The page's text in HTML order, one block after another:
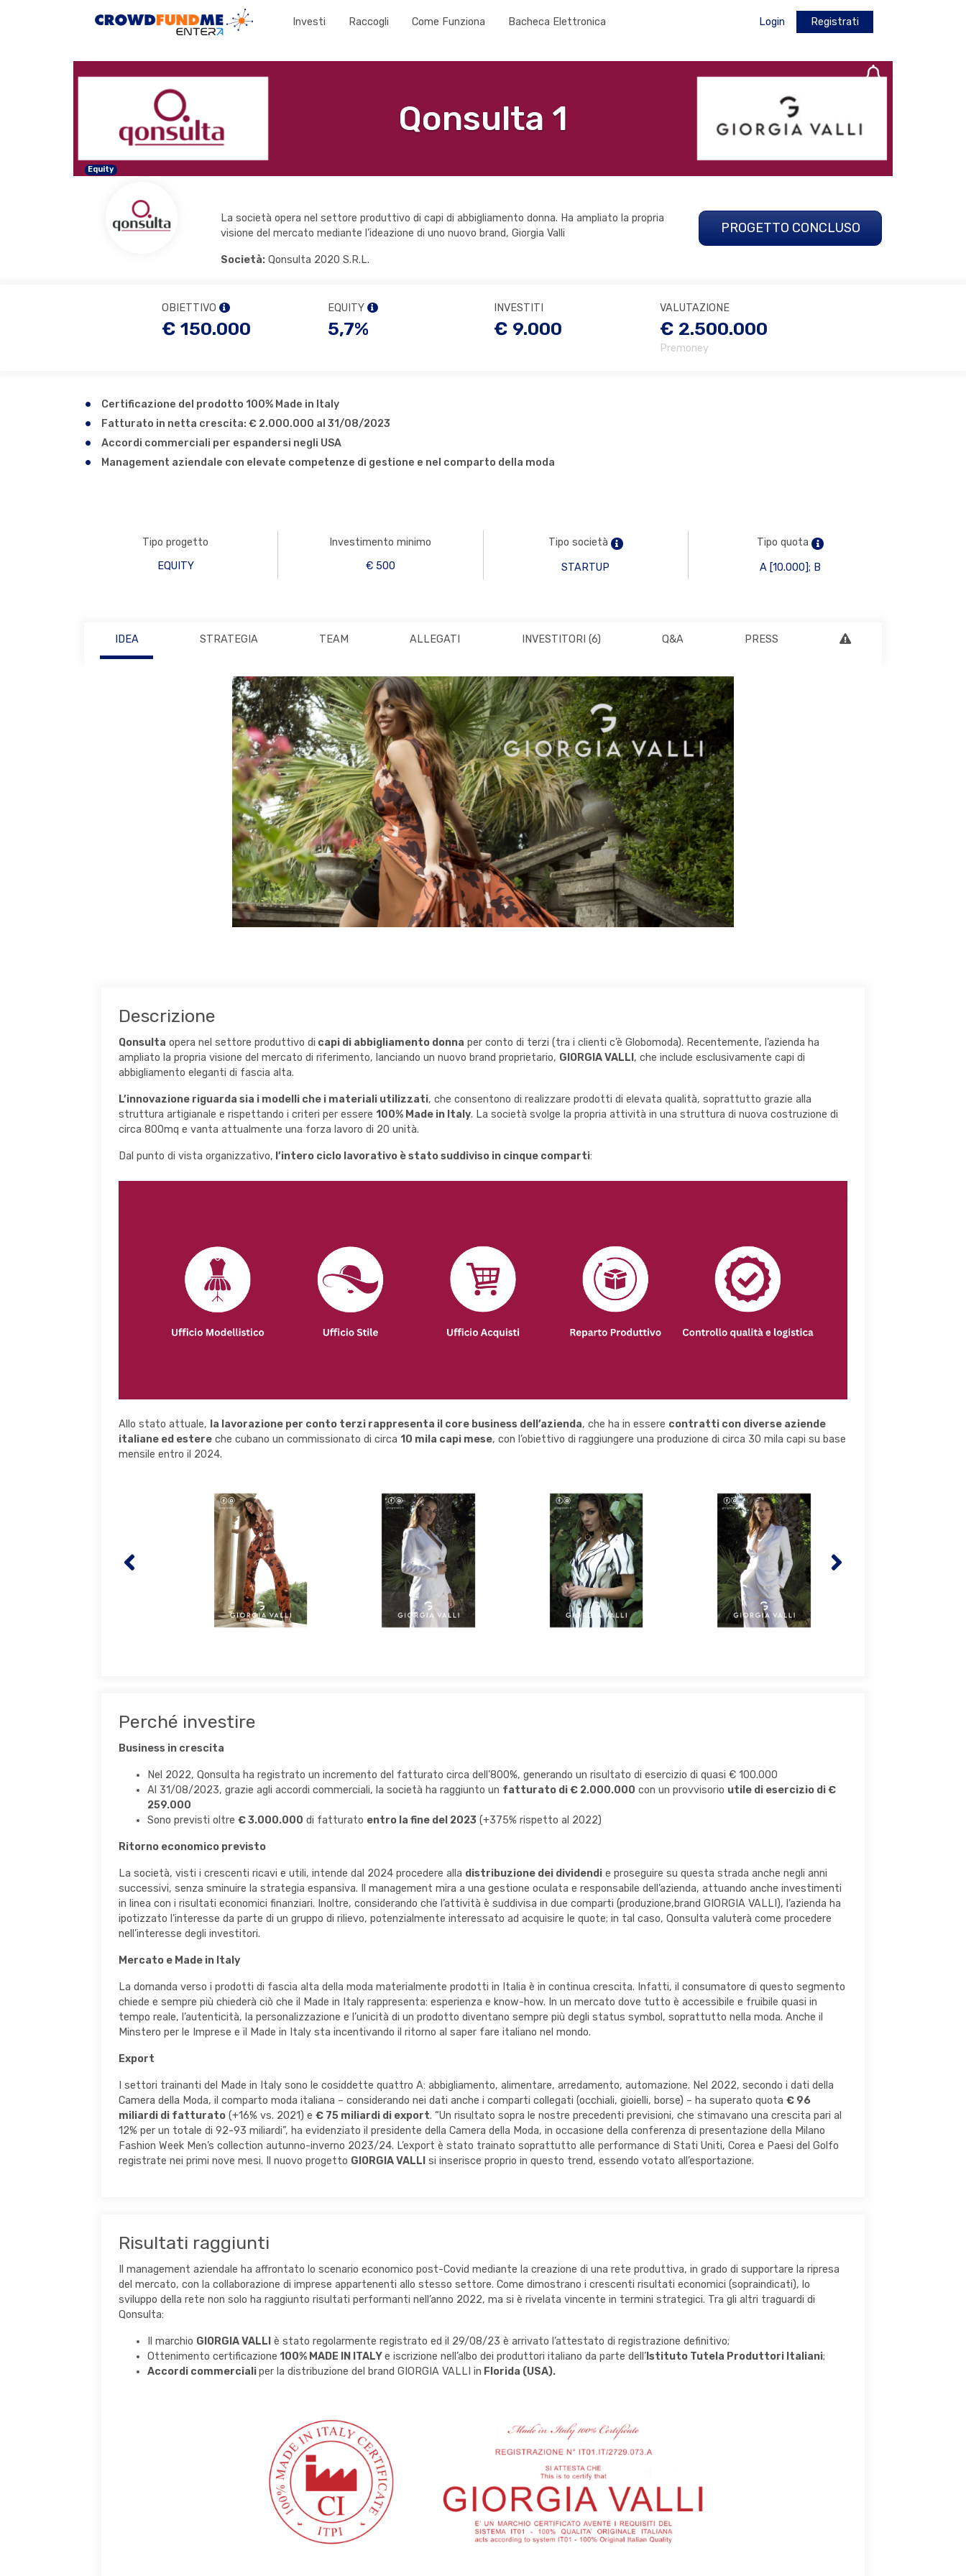
Investi Raccogli Come Funziona Bacheca Elettronica Login Registrati
Qonsulta 1
Equity
La società opera nel settore produttivo di capi di abbigliamento donna. Ha ampliato la propria
visione del mercato mediante l’ideazione di uno nuovo brand, Giorgia Valli
Società: Qonsulta 2020 S.R.L.
PROGETTO CONCLUSO
OBIETTIVO
€ 150.000
EQUITY
5,7%
INVESTITI
€ 9.000
VALUTAZIONE
€ 2.500.000
Premoney
Certificazione del prodotto 100% Made in Italy
Fatturato in netta crescita: € 2.000.000 al 31/08/2023
Accordi commerciali per espandersi negli USA
Management aziendale con elevate competenze di gestione e nel comparto della moda
Tipo progetto
EQUITY
Investimento minimo
€ 500
Tipo società
STARTUP
Tipo quota
A [10.000]; B
IDEA STRATEGIA TEAM ALLEGATI INVESTITORI (6) Q&A PRESS
Descrizione
Qonsulta opera nel settore produttivo di capi di abbigliamento donna per conto di terzi (tra i clienti c’è Globomoda). Recentemente, l’azienda ha
ampliato la propria visione del mercato di riferimento, lanciando un nuovo brand proprietario, GIORGIA VALLI, che include esclusivamente capi di
abbigliamento eleganti di fascia alta.
L’innovazione riguarda sia i modelli che i materiali utilizzati, che consentono di realizzare prodotti di elevata qualità, soprattutto grazie alla
struttura artigianale e rispettando i criteri per essere 100% Made in Italy. La società svolge la propria attività in una struttura di nuova costruzione di
circa 800mq e vanta attualmente una forza lavoro di 20 unità.
Dal punto di vista organizzativo, l’intero ciclo lavorativo è stato suddiviso in cinque comparti:
Allo stato attuale, la lavorazione per conto terzi rappresenta il core business dell’azienda, che ha in essere contratti con diverse aziende
italiane ed estere che cubano un commissionato di circa 10 mila capi mese, con l’obiettivo di raggiungere una produzione di circa 30 mila capi su base
mensile entro il 2024.
Perché investire
Business in crescita
Nel 2022, Qonsulta ha registrato un incremento del fatturato circa dell’800%, generando un risultato di esercizio di quasi € 100.000
Al 31/08/2023, grazie agli accordi commerciali, la società ha raggiunto un fatturato di € 2.000.000 con un provvisorio utile di esercizio di €
259.000
Sono previsti oltre € 3.000.000 di fatturato entro la fine del 2023 (+375% rispetto al 2022)
Ritorno economico previsto
La società, visti i crescenti ricavi e utili, intende dal 2024 procedere alla distribuzione dei dividendi e proseguire su questa strada anche negli anni
successivi, senza sminuire la strategia espansiva. Il management mira a una gestione oculata e responsabile dell’azienda, attuando anche investimenti
in linea con i risultati economici finanziari. Inoltre, considerando che l’attività è suddivisa in due comparti (produzione,brand GIORGIA VALLI), l’azienda ha
ipotizzato l’interesse da parte di un gruppo di rilievo, potenzialmente interessato ad acquisire le quote; in tal caso, Qonsulta valuterà come procedere
nell’interesse degli investitori.
Mercato e Made in Italy
La domanda verso i prodotti di fascia alta della moda materialmente prodotti in Italia è in continua crescita. Infatti, il consumatore di questo segmento
chiede e sempre più chiederà ciò che il Made in Italy rappresenta: esperienza e know-how. In un mercato dove tutto è accessibile e fruibile quasi in
tempo reale, l’autenticità, la personalizzazione e l’unicità di un prodotto diventano sempre più degli status symbol, soprattutto nella moda. Anche il
Minstero per le Imprese e il Made in Italy sta incentivando il ritorno al saper fare italiano nel mondo.
Export
I settori trainanti del Made in Italy sono le cosiddette quattro A: abbigliamento, alimentare, arredamento, automazione. Nel 2022, secondo i dati della
Camera della Moda, il comparto moda italiana – considerando nei dati anche i comparti collegati (occhiali, gioielli, borse) – ha superato quota € 96
miliardi di fatturato (+16% vs. 2021) e € 75 miliardi di export. “Un risultato sopra le nostre precedenti previsioni, che stimavano una crescita pari al
12% per un totale di 92-93 miliardi”, ha evidenziato il presidente della Camera della Moda, in occasione della conferenza di presentazione della Milano
Fashion Week Men’s collection autunno-inverno 2023/24. L’export è stato trainato soprattutto alle performance di Stati Uniti, Corea e Paesi del Golfo
registrate nei primi nove mesi. Il nuovo progetto GIORGIA VALLI si inserisce proprio in questo trend, essendo votato all’esportazione.
Risultati raggiunti
Il management aziendale ha affrontato lo scenario economico post-Covid mediante la creazione di una rete produttiva, in grado di supportare la ripresa
del mercato, con la collaborazione di imprese appartenenti allo stesso settore. Come dimostrano i crescenti risultati economici (sopraindicati), lo
sviluppo della rete non solo ha raggiunto risultati performanti nell’anno 2022, ma si è rivelata vincente in termini strategici. Tra gli altri traguardi di
Qonsulta:
Il marchio GIORGIA VALLI è stato regolarmente registrato ed il 29/08/23 è arrivato l’attestato di registrazione definitivo;
Ottenimento certificazione 100% MADE IN ITALYe iscrizione nell’albo dei produttori italiano da parte dell’ Istituto Tutela Produttori Italiani;
Accordi commercialiper la distribuzione del brand GIORGIA VALLI in Florida (USA).